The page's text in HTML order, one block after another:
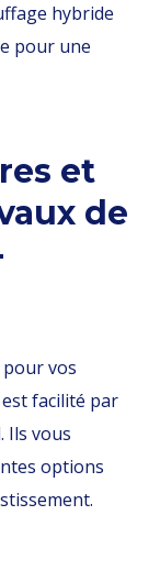
hybride
pour une
et
de
pour vos
facilité par
Ils vous
options